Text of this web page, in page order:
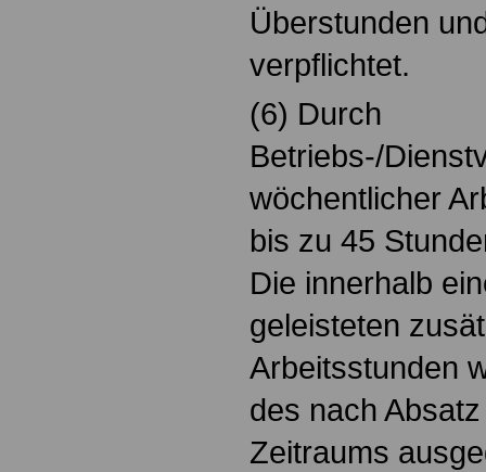
Überstunden
verpflichtet.
(6) Durch
Betriebs-/
wöchentlicher
bis zu 45
Die innerhalb
geleisteten
Arbeitsstunden
des nach
Zeitraums